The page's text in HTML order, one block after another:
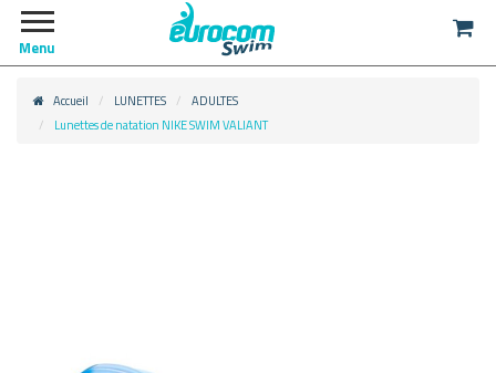
Menu
Accueil LUNETTES
ADULTES
Lunettes de natation NIKE SWIM VALIANT